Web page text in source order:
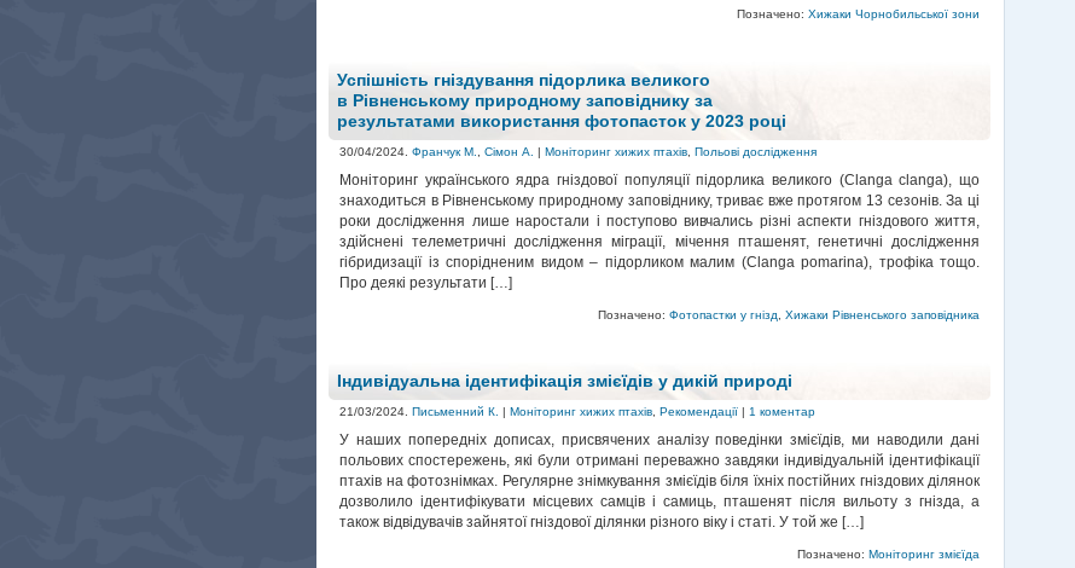
Позначено: Хижаки Чорнобильської зони
Успішність гніздування підорлика великого
в Рівненському природному заповіднику за
результатами використання фотопасток у 2023 році
30/04/2024. Франчук М. Сімон А. | Моніторинг хижих птахів Польові дослідження
Моніторинг українського ядра гніздової популяції підорлика великого (Clanga clanga), що
знаходиться в Рівненському природному заповіднику, триває вже протягом 13 сезонів. За ці
роки дослідження лише наростали і поступово вивчались різні аспекти гніздового життя,
здійснені телеметричні дослідження міграції, мічення пташенят, генетичні дослідження
гібридизації із спорідненим видом – підорликом малим (Сlanga pomarina), трофіка тощо.
Про деякі результати […]
Позначено: Фотопастки у гнізд Хижаки Рівненського заповідника
Індивідуальна ідентифікація змієїдів у дикій природі
21/03/2024. Письменний К. | Моніторинг хижих птахів Рекомендації | 1 коментар
У наших попередніх дописах, присвячених аналізу поведінки змієїдів, ми наводили дані
польових спостережень, які були отримані переважно завдяки індивідуальній ідентифікації
птахів на фотознімках. Регулярне знімкування змієїдів біля їхніх постійних гніздових ділянок
дозволило ідентифікувати місцевих самців і самиць, пташенят після вильоту з гнізда, а
також відвідувачів зайнятої гніздової ділянки різного віку і статі. У той же […]
Позначено: Моніторинг змієїда